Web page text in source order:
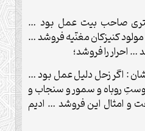
صاحب بيت عمل بود …
كنيزكان مغنّيه فروشد …
احرار را فروشد؛
: اگر زحل دليل عمل بود …
روباه و سمور و سنجاب و
و امثال اين فروشد … اديم